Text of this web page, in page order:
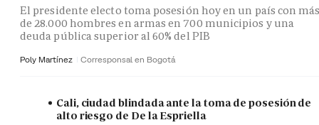
El presidente electo toma posesión hoy en un país con
de 28.000 hombres en armas en 700 municipios y una
deuda pública superior al 60% del PIB
Poly Martínez Corresponsal en Bogotá
Cali, ciudad blindada ante la toma de posesión de
alto riesgo de De la Espriella